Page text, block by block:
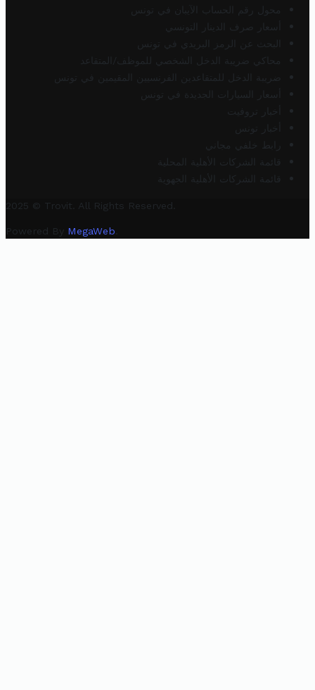
محول رقم الحساب الآيبان في تونس
أسعار صرف الدينار التونسي
البحث عن الرمز البريدي في تونس
محاكي ضريبة الدخل الشخصي للموظف/المتقاعد
ضريبة الدخل للمتقاعدين الفرنسيين المقيمين في تونس
أسعار السيارات الجديدة في تونس
أخبار تروفيت
أخبار تونس
رابط خلفي مجاني
قائمة الشركات الأهلية المحلية
قائمة الشركات الأهلية الجهوية
2025 © Trovit. All Rights Reserved.
Powered By MegaWeb